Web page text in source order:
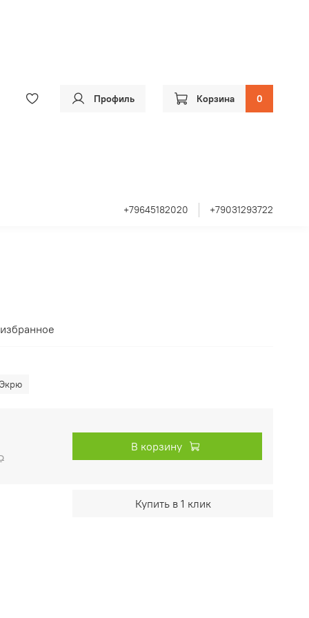
Профиль Корзина 0
+79645182020 +79031293722
Экрю
В корзину
Купить в 1 клик